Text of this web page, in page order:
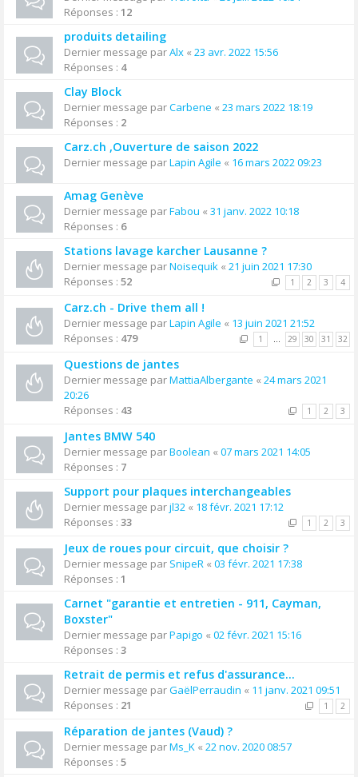
Réponses : 12
produits detailing
Dernier message parAlx « 23 avr. 2022 15:56
Réponses : 4
Clay Block
Dernier message parCarbene « 23 mars 2022 18:19
Réponses : 2
Carz.ch ,Ouverture de saison 2022
Dernier message parLapin Agile « 16 mars 2022 09:23
Amag Genève
Dernier message parFabou « 31 janv. 2022 10:18
Réponses : 6
Stations lavage karcher Lausanne ?
Dernier message parNoisequik « 21 juin 2021 17:30
Réponses : 52 1 2 3 4
Carz.ch - Drive them all !
Dernier message parLapin Agile « 13 juin 2021 21:52
Réponses : 479 1 … 29 30 31 32
Questions de jantes
Dernier message parMattiaAlbergante « 24 mars 2021
20:26
Réponses : 43 1 2 3
Jantes BMW 540
Dernier message parBoolean « 07 mars 2021 14:05
Réponses : 7
Support pour plaques interchangeables
Dernier message parjl32 « 18 févr. 2021 17:12
Réponses : 33 1 2 3
Jeux de roues pour circuit, que choisir ?
Dernier message par SnipeR « 03 févr. 2021 17:38
Réponses : 1
Carnet "garantie et entretien - 911, Cayman,
Boxster"
Dernier message parPapigo « 02 févr. 2021 15:16
Réponses : 3
Retrait de permis et refus d'assurance...
Dernier message parGaëlPerraudin « 11 janv. 2021 09:51
Réponses : 21 1 2
Réparation de jantes (Vaud) ?
Dernier message parMs_K « 22 nov. 2020 08:57
Réponses : 5